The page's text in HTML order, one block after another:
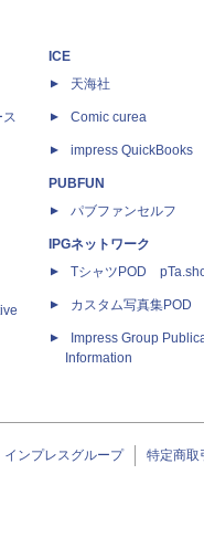
ICE
天海社
Comic curea
impress QuickBooks
PUBFUN
パブファンセルフ
IPGネットワーク
TシャツPOD
カスタム写真集POD
Impress Group
Information
インプレスグループ 特定商取